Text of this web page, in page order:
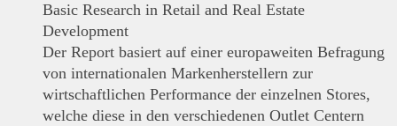
Basic Research in Retail and Real Estate
Development
Der Report basiert auf einer europaweiten Befragung
von internationalen Markenherstellern zur
wirtschaftlichen Performance der einzelnen Stores,
welche diese in den verschiedenen Outlet Centern